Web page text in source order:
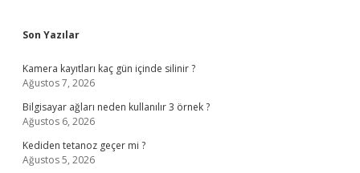
Son Yazılar
Kamera kayıtları kaç gün içinde silinir ?
Ağustos 7, 2026
Bilgisayar ağları neden kullanılır 3 örnek ?
Ağustos 6, 2026
Kediden tetanoz geçer mi ?
Ağustos 5, 2026